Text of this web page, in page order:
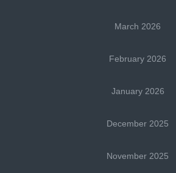
March 2026
February 2026
January 2026
December 2025
November 2025